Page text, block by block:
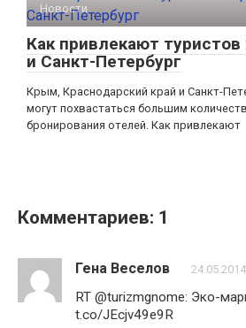
Новости
Как привлекают
и Санкт-Петербург
Крым, Краснодарский край и Санкт-
могут похвастаться большим
бронирования отелей. Как привлекают
Комментариев: 1
Гена Веселов
RT @turizmgnome: Эко-
t.co/JEcjv49e9R